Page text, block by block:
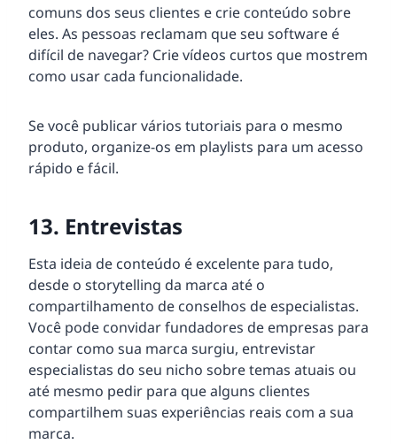
comuns dos seus clientes e crie conteúdo sobre
eles. As pessoas reclamam que seu software é
difícil de navegar? Crie vídeos curtos que mostrem
como usar cada funcionalidade.
Se você publicar vários tutoriais para o mesmo
produto, organize-os em playlists para um acesso
rápido e fácil.
13. Entrevistas
Esta ideia de conteúdo é excelente para tudo,
desde o storytelling da marca até o
compartilhamento de conselhos de especialistas.
Você pode convidar fundadores de empresas para
contar como sua marca surgiu, entrevistar
especialistas do seu nicho sobre temas atuais ou
até mesmo pedir para que alguns clientes
compartilhem suas experiências reais com a sua
marca.